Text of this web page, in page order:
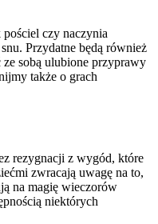
czy naczynia
Przydatne będą również
sobą ulubione przyprawy
także o grach
rezygnacji z wygód, które
zwracają uwagę na to,
na magię wieczorów
niektórych